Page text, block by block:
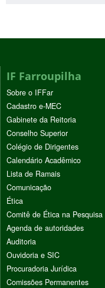
IF Farroupilha
Sobre o IFFar
Cadastro e-MEC
Gabinete da Reitoria
Conselho Superior
Colégio de Dirigentes
Calendário Acadêmico
Lista de Ramais
Comunicação
Ética
Comitê de Ética na Pesquisa
Agenda de autoridades
Auditoria
Ouvidoria e SIC
Procuradoria Jurídica
Comissões Permanentes